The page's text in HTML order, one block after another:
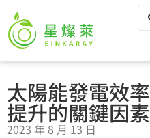
太陽能發電效率
提升的關鍵因素
2023 年 8 月 13 日